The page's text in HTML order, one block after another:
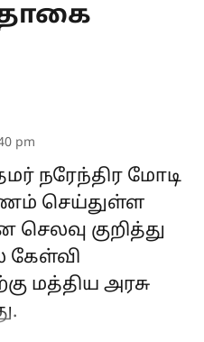
pm
நரேந்திர மோடி
செய்துள்ள
குறித்து
கேள்வி
மத்திய அரசு